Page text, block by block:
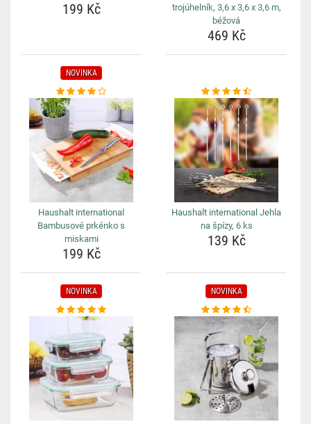
199 Kč
trojúhelník, 3,6 x 3,6 x 3,6 m,
béžová
469 Kč
NOVINKA
Haushalt international
Bambusové prkénko s
miskami
199 Kč
Haushalt international Jehla
na špízy, 6 ks
139 Kč
NOVINKA NOVINKA